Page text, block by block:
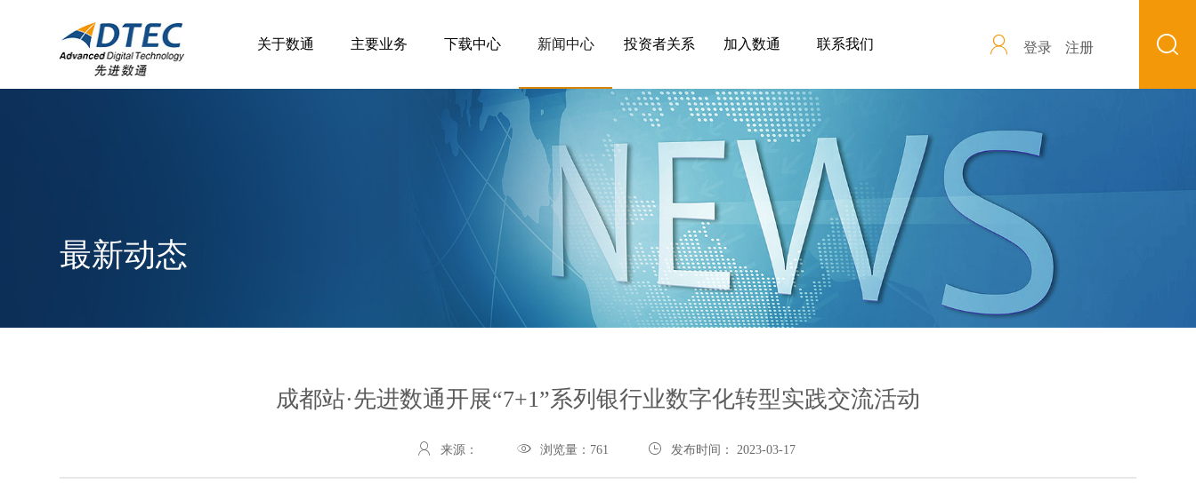
登录 注册
关于数通 主要业务 下载中心 新闻中心 投资者关系 加入数通 联系我们
最新动态
成都站·先进数通开展“7+1”系列银行业数字化转型实践交流活动
来源： 浏览量： 761 发布时间： 2023-03-17